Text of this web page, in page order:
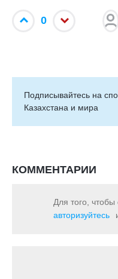
0
Подписывайтесь на
Казахстана и мира
КОММЕНТАРИИ
Для того, чтобы
авторизуйтесь